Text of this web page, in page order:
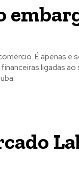
É apenas e
ligadas